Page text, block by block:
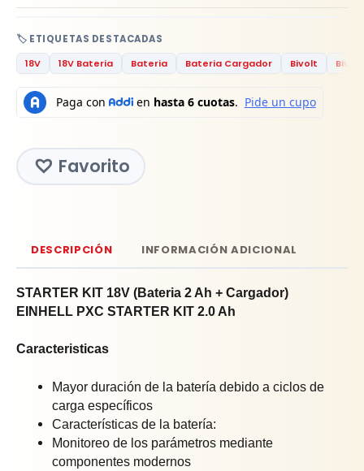
🏷️ ETIQUETAS DESTACADAS
18V
18V Bateria Bateria Bateria Cargador Bivolt Bivolt
Favorito
DESCRIPCIÓN INFORMACIÓN ADICIONAL
STARTER KIT 18V (Bateria 2 Ah + Cargador)
EINHELL PXC STARTER KIT 2.0 Ah
Caracteristicas
Mayor duración de la batería debido a ciclos de
carga específicos
Características de la batería:
Monitoreo de los parámetros mediante
componentes modernos